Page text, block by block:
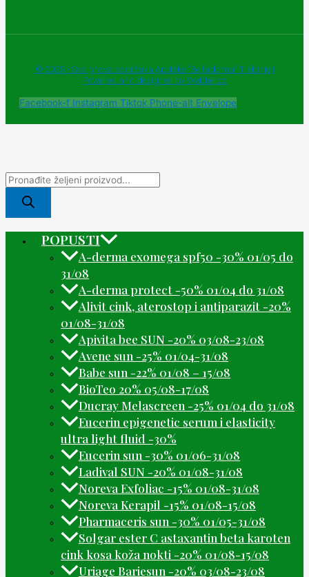
© 2025 - Sva prava zadržava Apoteke "Belladonna" Trebinje |
Powered and designed by Webherzz
Facebook-f Instagram Tiktok Phone-alt Envelope
POPUSTI
A-derma exomega spf50 -30% 01/05 do
31/08
A-derma protect -50% 01/04 do 31/08
Alivit cink, aterostop i antiparazit -20%
01/08-31/08
Apivita bee SUN -20% 03/08-23/08
Avene sun -25% 01/04-31/08
Babe sun -22% 01/08 – 15/08
BioTeo 20% 05/08-17/08
Ducray Melascreen -25% 01/04 do 31/08
Eucerin epigenetic serum i elasticity
ultra light fluid -30%
Eucerin sun -30% 01/06-31/08
Ladival SUN -20% 01/08-31/08
Noreva Exfoliac -15% 01/08-31/08
Noreva Kerapil -15% 01/08-15/08
Pharmaceris sun -30% 01/05-31/08
Solgar ester C astaxantin beta karoten
cink kosa koža nokti -20% 01/08-15/08
Uriage Bariesun -20% 03/08-23/08